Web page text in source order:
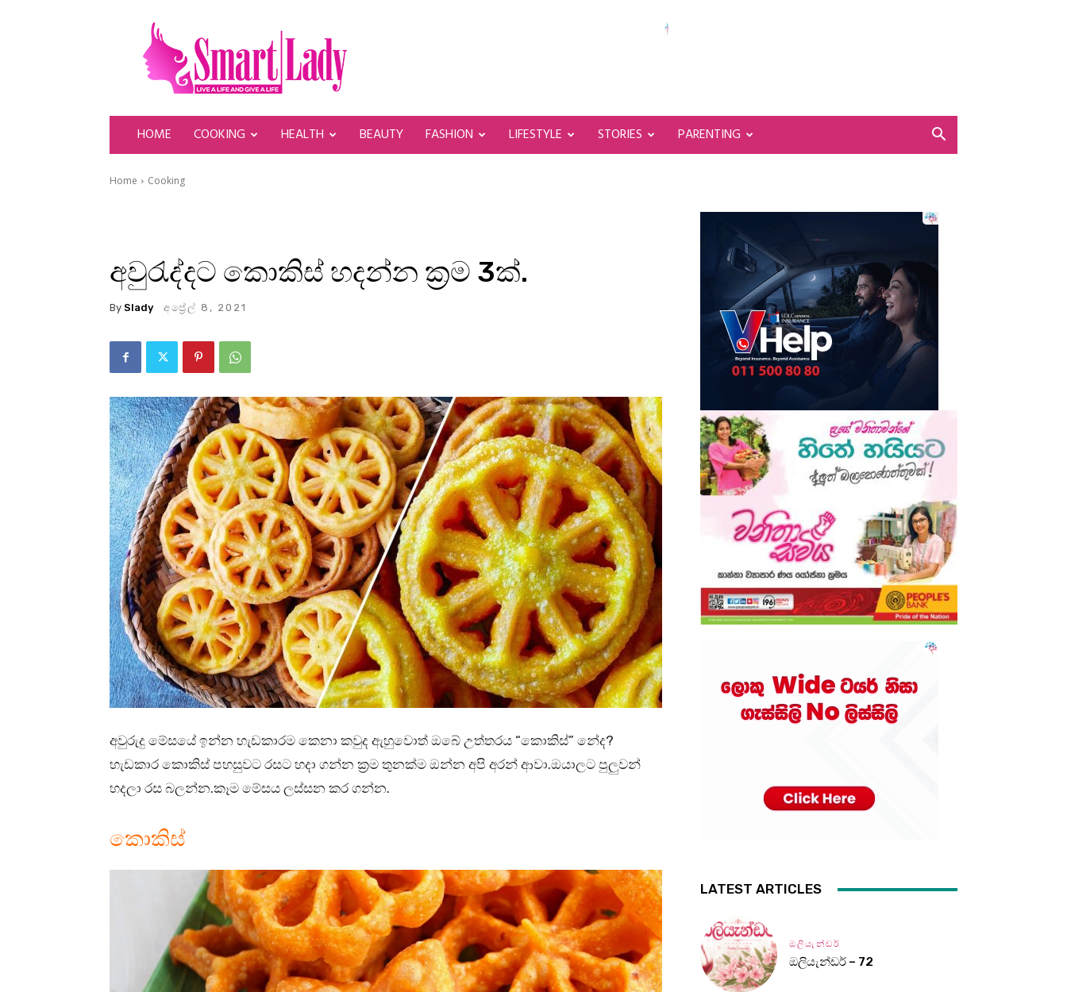
SmartLady
HOME COOKING HEALTH BEAUTY FASHION LIFESTYLE STORIES PARENTING
Home Cooking
අවුරැද්දට කොකිස් හදන්න ක්‍රම 3ක්.
By Slady අප්‍රේල් 8, 2021
අවුරුදු මේසයේ ඉන්න හැඩකාරම කෙනා කවුද ඇහුවොත් ඔබේ උත්තරය “කොකිස්” නේද?
හැඩකාර කොකිස් පහසුවට රසට හදා ගන්න ක්‍රම තුනක්ම ඔන්න අපි අරන් ආවා.ඔයාලට පුලුවන්
හදලා රස බලන්න.කෑම මේසය ලස්සන කර ගන්න.
කොකිස්
LATEST ARTICLES
ඔලියැන්ඩර්
ඔලියැන්ඩර් – 72